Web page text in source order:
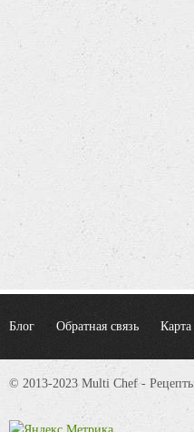
Блог Обратная связь Карта
© 2013-2023 Multi Chef -